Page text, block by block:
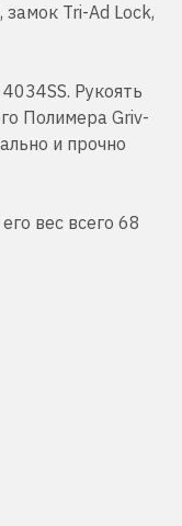
Tri-Ad Lock,
Рукоять
Полимера Griv-
и прочно
вес всего 68